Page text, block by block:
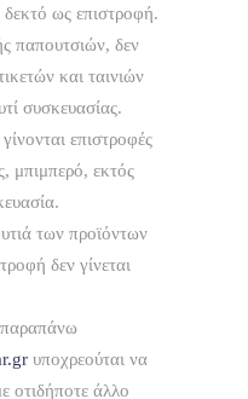
δεκτό ως επιστροφή.
παπουτσιών, δεν
και ταινιών
συσκευασίας.
γίνονται επιστροφές
μπιμπερό, εκτός
των προϊόντων
δεν γίνεται
υποχρεούται να